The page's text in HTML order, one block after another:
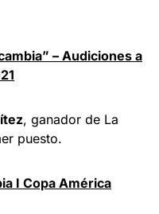
– Audiciones a
, ganador de La
puesto.
I Copa América